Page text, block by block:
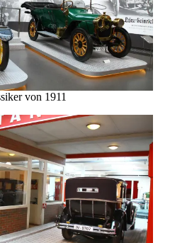
von 1911